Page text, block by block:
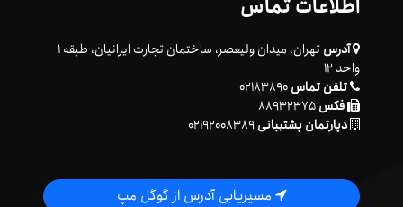
اطلاعات تماس
آدرس
تهران، میدان ولیعصر، ساختمان تجارت ایرانیان، طبقه ۱
واحد ۱۲
تلفن تماس۰۲۱۸۳۸۹۰
فکس
دپارتمان پشتیبانی۰۲۱۹۲۰۰۸۳۸۹
مسیریابی آدرس از گوگل مپ